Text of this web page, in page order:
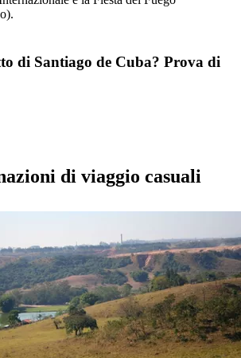
di Santiago de Cuba? Prova di
di viaggio casuali